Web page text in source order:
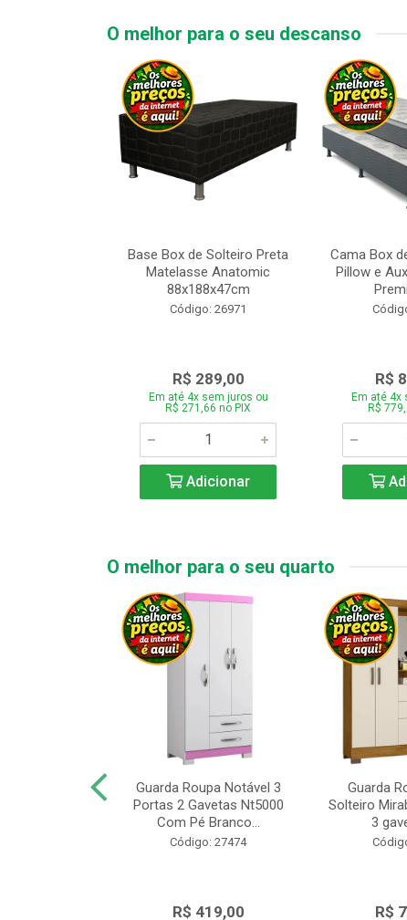
O melhor para o seu descanso
Base Box de Solteiro Preta
Matelasse Anatomic
88x188x47cm
Código: 26971
R$ 289,00
Em até 4x sem juros ou
R$ 271,66 no PIX
Adicionar
Cama Box
Pillow e
R$
Em até 4x
R$
O melhor para o seu quarto
Guarda Roupa Notável 3
Portas 2 Gavetas Nt5000
Com Pé Branco...
Código: 27474
R$ 419,00
Guarda
Solteiro
3
R$